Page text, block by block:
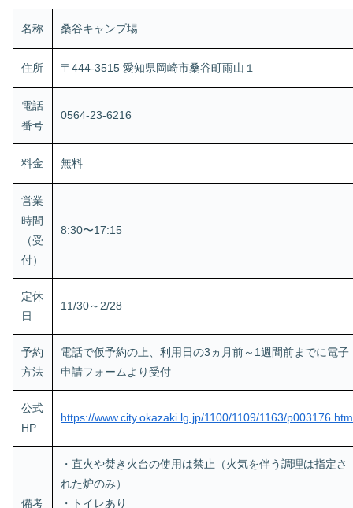
名称 桑谷キャンプ場
住所 〒444-3515 愛知県岡崎市桑谷町雨山１
電話
番号
0564-23-6216
料金 無料
営業
時間
（受
付）
8:30〜17:15
定休
日
11/30～2/28
予約
方法
電話で仮予約の上、利用日の3ヵ月前～1週間前までに電子
申請フォームより受付
公式
HP
https://www.city.okazaki.lg.jp/1100/1109/1163/
備考
・直火や焚き火台の使用は禁止（火気を伴う調理は指定さ
れた炉のみ）
・トイレあり